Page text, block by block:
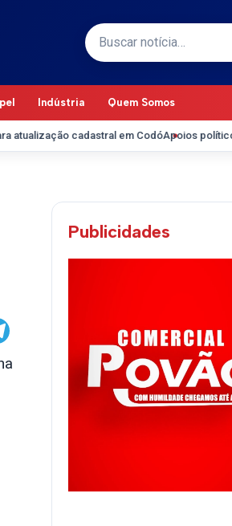
Buscar por:
Indústria Quem Somos
cadastral em CodóApoios políticos
Telegram
Publicidades